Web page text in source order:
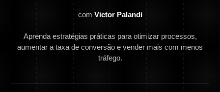
com Victor Palandi
Aprenda estratégias práticas para otimizar processos,
aumentar a taxa de conversão e vender mais com menos
tráfego.